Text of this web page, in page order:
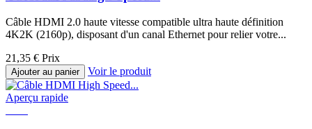
Câble HDMI 2.0 haute vitesse compatible ultra haute définition
4K2K (2160p), disposant d'un canal Ethernet pour relier votre...
21,35 € Prix
Ajouter au panier Voir le produit
Aperçu rapide